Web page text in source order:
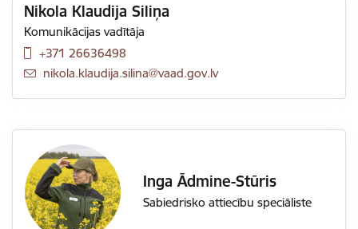
Nikola Klaudija Siliņa
Komunikācijas vadītāja
+371 26636498
E-pasts:
nikola.klaudija.silina@vaad.gov.lv
Inga Ādmine-Stūris
Sabiedrisko attiecību speciāliste